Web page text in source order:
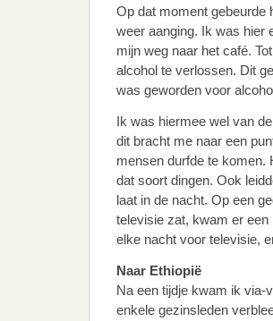
Op dat moment gebeurde
weer aanging. Ik was hier
mijn weg naar het café.
alcohol te verlossen. Dit
was geworden voor
Ik was hiermee wel van
dit bracht me naar een
mensen durfde te komen.
dat soort dingen. Ook
laat in de nacht. Op een
televisie zat, kwam er
elke nacht voor televisie,
Naar Ethiopië
Na een tijdje kwam ik via-
enkele gezinsleden